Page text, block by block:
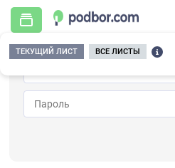
ТЕКУЩИЙ ЛИСТ ВСЕ ЛИСТЫ
Главная / Дополнительное оборудование
Вернуться к списку